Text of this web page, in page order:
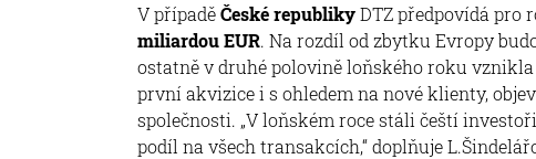
V případěČeské republikyDTZ předpovídá pro
miliardou EUR. Na rozdíl od zbytku Evropy
ostatně v druhé polovině loňského roku
první akvizice i s ohledem na nové klienty,
společnosti. „V loňském roce stáli čeští
podíl na všech transakcích,“ doplňuje